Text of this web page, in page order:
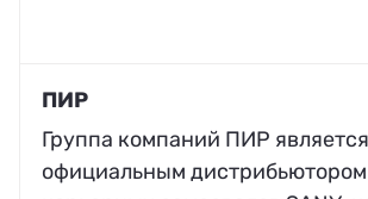
ПИР
Группа компаний ПИР является
официальным